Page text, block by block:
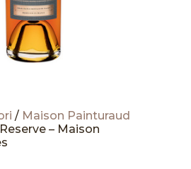
/ Maison Painturaud
– Maison